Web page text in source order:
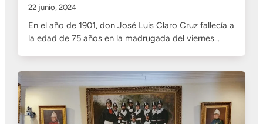
22 junio, 2024
En el año de 1901, don José Luis Claro Cruz fallecía a
la edad de 75 años en la madrugada del viernes…